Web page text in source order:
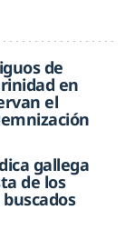
de
en
el
gallega
de los